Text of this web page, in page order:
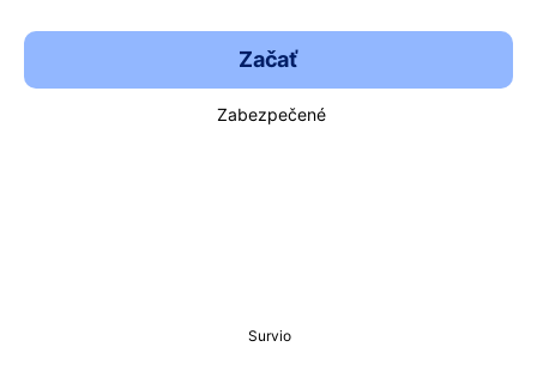
Začať
Zabezpečené
Survio